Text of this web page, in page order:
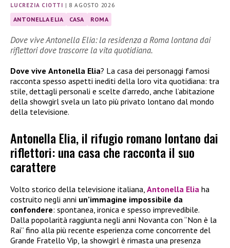
LUCREZIA CIOTTI | 8 AGOSTO 2026
ANTONELLA ELIA CASA ROMA
Dove vive Antonella Elia: la residenza a Roma lontana dai
riflettori dove trascorre la vita quotidiana.
Dove vive Antonella Elia? La casa dei personaggi famosi
racconta spesso aspetti inediti della loro vita quotidiana: tra
stile, dettagli personali e scelte d’arredo, anche l’abitazione
della showgirl svela un lato più privato lontano dal mondo
della televisione.
Antonella Elia, il rifugio romano lontano dai
riflettori: una casa che racconta il suo
carattere
Volto storico della televisione italiana, Antonella Elia ha
costruito negli anni un’immagine impossibile da
confondere: spontanea, ironica e spesso imprevedibile.
Dalla popolarità raggiunta negli anni Novanta con “Non è la
Rai” fino alla più recente esperienza come concorrente del
Grande Fratello Vip, la showgirl è rimasta una presenza